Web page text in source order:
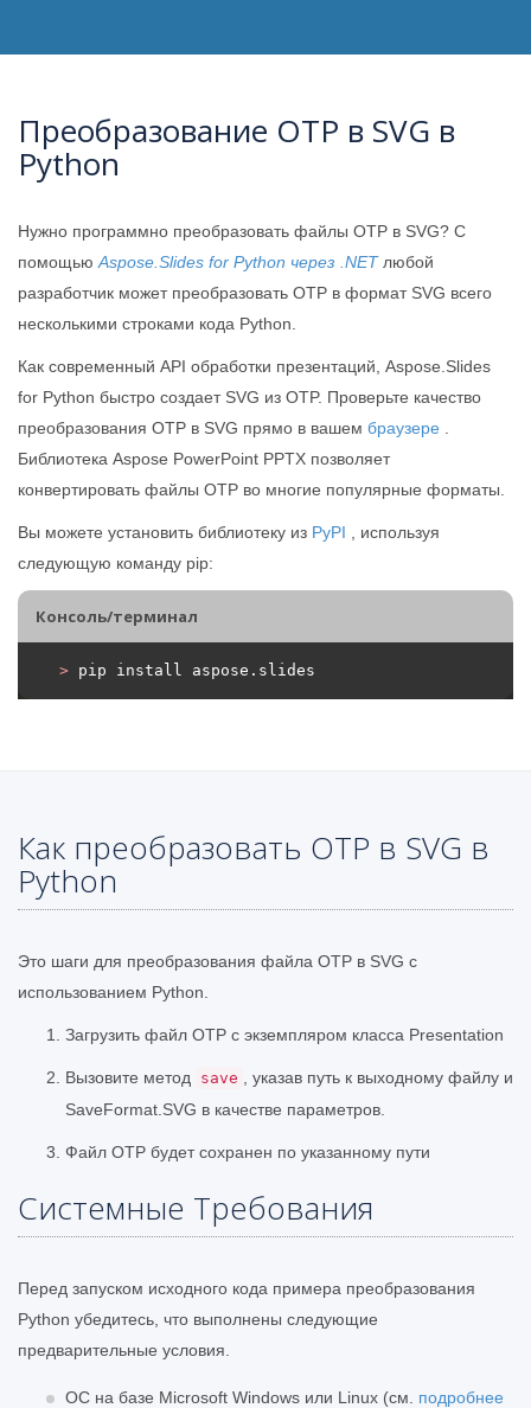
Преобразование OTP в SVG в
Python
Нужно программно преобразовать файлы OTP в SVG? С
помощью Aspose.Slides for Python через .NETлюбой
разработчик может преобразовать OTP в формат SVG всего
несколькими строками кода Python.
Как современный API обработки презентаций, Aspose.Slides
for Python быстро создает SVG из OTP. Проверьте качество
преобразования OTP в SVG прямо в вашем браузере
Библиотека Aspose PowerPoint PPTX позволяет
конвертировать файлы OTP во многие популярные форматы.
Вы можете установить библиотеку из PyPI , используя
следующую команду pip:
Консоль/терминал
> pip install aspose.slides
Как преобразовать OTP в SVG в
Python
Это шаги для преобразования файла OTP в SVG с
использованием Python.
Загрузить файл OTP с экземпляром класса Presentation
Вызовите метод save
, указав путь к выходному файлу и
SaveFormat.SVG в качестве параметров.
Файл OTP будет сохранен по указанному пути
Системные Требования
Перед запуском исходного кода примера преобразования
Python убедитесь, что выполнены следующие
предварительные условия.
ОС на базе Microsoft Windows или Linux (см. подробнее